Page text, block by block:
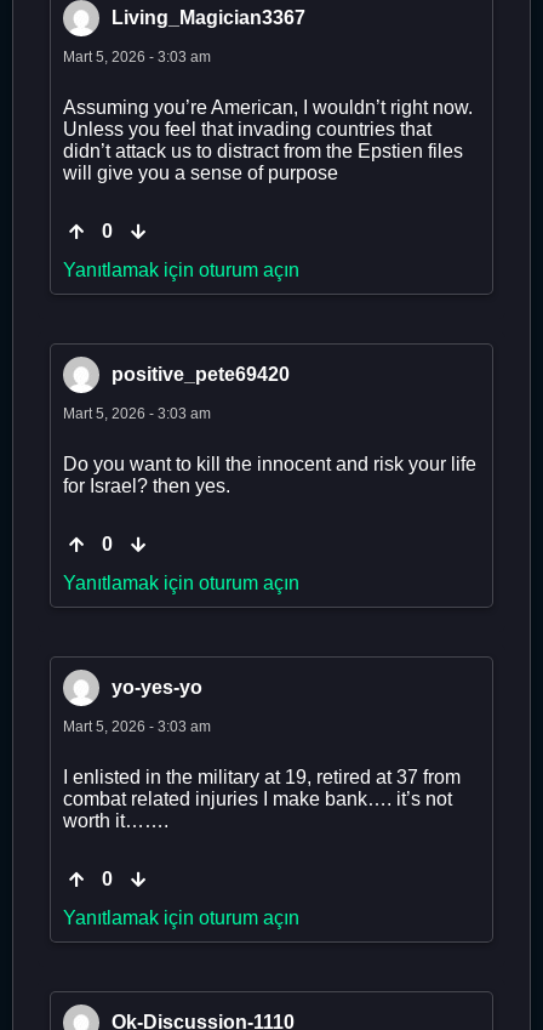
Living_Magician3367
Mart 5, 2026 - 3:03 am
Assuming you’re American, I wouldn’t right now.
Unless you feel that invading countries that
didn’t attack us to distract from the Epstien files
will give you a sense of purpose
0
Yanıtlamak için oturum açın
positive_pete69420
Mart 5, 2026 - 3:03 am
Do you want to kill the innocent and risk your life
for Israel? then yes.
0
Yanıtlamak için oturum açın
yo-yes-yo
Mart 5, 2026 - 3:03 am
I enlisted in the military at 19, retired at 37 from
combat related injuries I make bank…. it’s not
worth it…….
0
Yanıtlamak için oturum açın
Ok-Discussion-1110